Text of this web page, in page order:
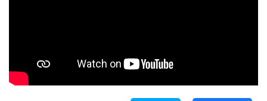
buôn, thành lập tổ chức Đảng, chỉ định cấp ủy, trưởng các thôn,
buôn, trưởng Ban công tác Mặt trận các thôn, buôn
(03/07/2026)